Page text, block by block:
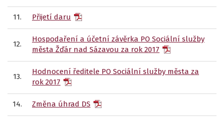
11. Přijetí daru
12.
Hospodaření a účetní závěrka PO Sociální služby
města Žďár nad Sázavou za rok 2017
13.
Hodnocení ředitele PO Sociální služby města za
rok 2017
14. Změna úhrad DS